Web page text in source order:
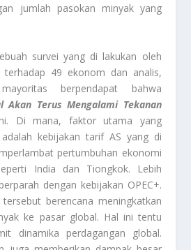
jumlah pasokan minyak yang
survei yang di lakukan oleh
terhadap 49 ekonom dan analis,
berpendapat bahwa
Akan Terus Mengalami Tekanan
Di mana, faktor utama yang
kebijakan tarif AS yang di
pertumbuhan ekonomi
India dan Tiongkok. Lebih
dengan kebijakan OPEC+.
berencana meningkatkan
ke pasar global. Hal ini tentu
dinamika perdagangan global.